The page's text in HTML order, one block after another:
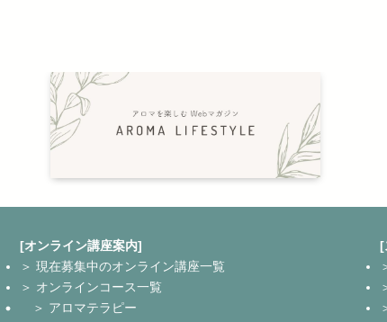
[オンライン講座案内]
＞ 現在募集中のオンライン講座一覧
＞ オンラインコース一覧
＞ アロマテラピー
[